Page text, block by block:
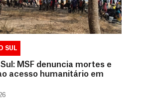
SUL
MSF denuncia mortes e
acesso humanitário em